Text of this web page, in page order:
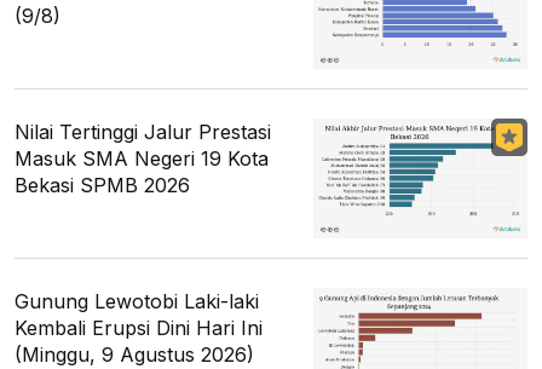
(9/8)
Nilai Tertinggi Jalur Prestasi
Masuk SMA Negeri 19 Kota
Bekasi SPMB 2026
Gunung Lewotobi Laki-laki
Kembali Erupsi Dini Hari Ini
(Minggu, 9 Agustus 2026)